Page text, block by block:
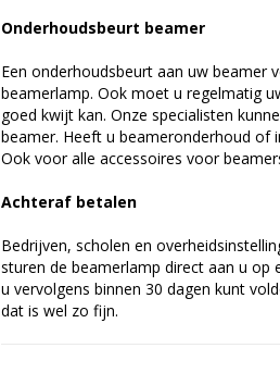
Onderhoudsbeurt beamer
Een onderhoudsbeurt aan uw beamer
beamerlamp. Ook moet u regelmatig
goed kwijt kan. Onze specialisten
beamer. Heeft u beameronderhoud of
Ook voor alle accessoires voor
Achteraf betalen
Bedrijven, scholen en
sturen de beamerlamp direct aan u op
u vervolgens binnen 30 dagen kunt
dat is wel zo fijn.